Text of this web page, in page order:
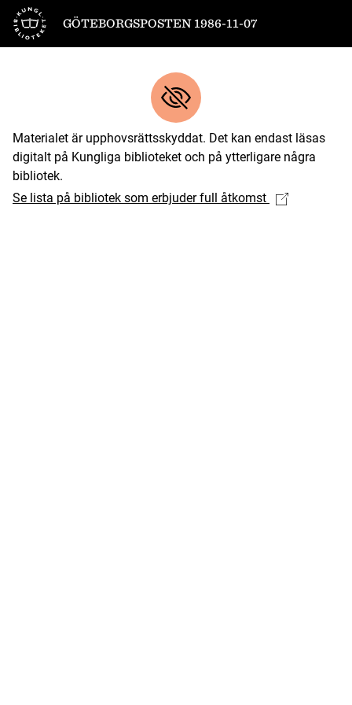
Till startsidan
GÖTEBORGSPOSTEN 1986-11-07
Materialet är upphovsrättsskyddat. Det kan endast läsas
digitalt på Kungliga biblioteket och på ytterligare några
bibliotek.
Se lista på bibliotek som erbjuder full åtkomst